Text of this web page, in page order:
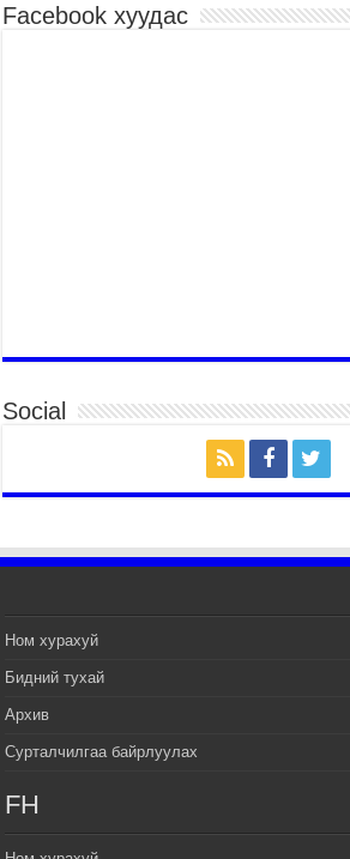
ТӨРИЙН ДАЛБААНЫ ӨДӨРТ ЗОРИУЛСАН
2026 оны 7 сар 14 / 17 цаг 47 минут
Өв соёлоо тээж яваа уяачдын галаар УИХ-ын
дарга С.Бямбацогт зочлон баяр хүргэв
наадмын нээлтэд оролцон, сурын талбай,
шагайн асарт зочиллоо
Монгол Улсын Их Хурлын дарга С.Бямбацогт
баяр наадмын мэндчилгээ дэвшүүлэв
2026 оны 7 сар 14 / 17 цаг 09 минут
УИХ-ын дарга С.Бямбацогт БНХАУ-аас Монгол
хүлээн авч уулзав
Facebook хуудас
Social
Ном хурахуй
Бидний тухай
Архив
Сурталчилгаа байрлуулах
FH